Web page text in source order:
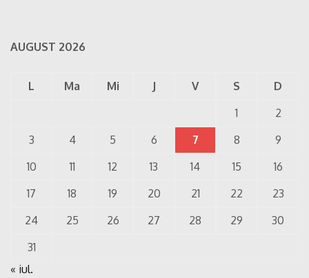
AUGUST 2026
L Ma Mi J V S
D
1
2
3
4 5 6 7 8
9
10
11 12 13 14 15
16
17
18 19 20 21 22
23
24
25 26 27 28 29
30
31
« iul.